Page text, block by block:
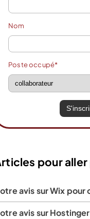
Nom
Poste occupé*
pour aller
avis sur Wix pour
avis sur